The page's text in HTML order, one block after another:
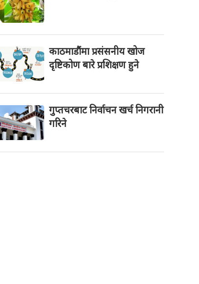
काठमाडौंमा प्रसंसनीय खोज
दृष्टिकोण बारे प्रशिक्षण हुने
गुप्तचरबाट निर्वाचन खर्च निगरानी
गरिने